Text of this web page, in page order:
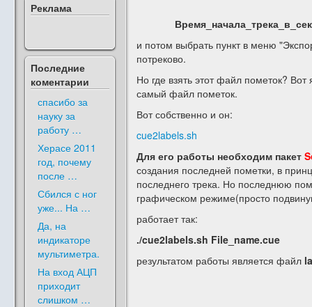
Реклама
Последние
коментарии
спасибо за
науку за
работу …
Херасе 2011
год, почему
после …
Сбился с ног
уже... На …
Да, на
индикаторе
мультиметра.
На вход АЦП
приходит
слишком …
и потом выбрать пункт в меню
потреково.
Но где взять этот файл пометок?
самый файл пометок.
Вот собственно и он:
cue2labels.sh
Для его работы необходим пакет
создания последней пометки, в
последнего трека. Но последнюю
графическом режиме(просто
работает так:
./cue2labels.sh File_name.cue
результатом работы является файл